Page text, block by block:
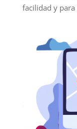
facilidad y